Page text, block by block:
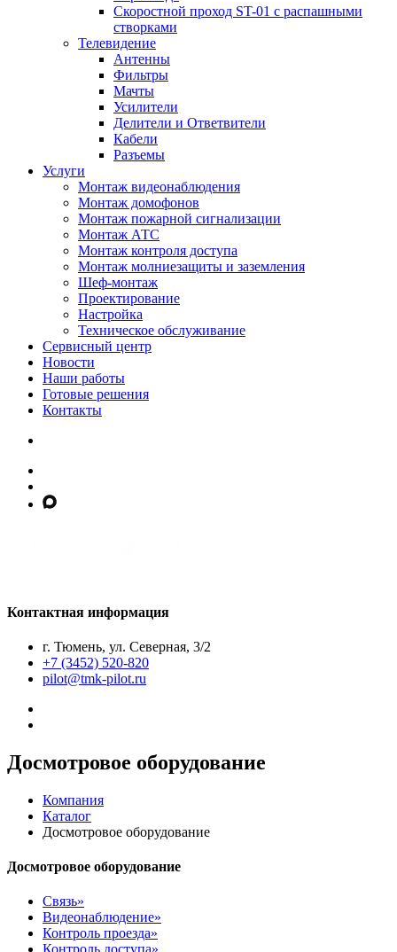
Скоростной проход ST-01 с распашными
створками
Телевидение
Антенны
Фильтры
Мачты
Усилители
Делители и Ответвители
Кабели
Разъемы
Услуги
Монтаж видеонаблюдения
Монтаж домофонов
Монтаж пожарной сигнализации
Монтаж АТС
Монтаж контроля доступа
Монтаж молниезащиты и заземления
Шеф-монтаж
Проектирование
Настройка
Техническое обслуживание
Сервисный центр
Новости
Наши работы
Готовые решения
Контакты
Контактная информация
г. Тюмень, ул. Северная, 3/2
+7 (3452) 520-820
pilot@tmk-pilot.ru
Досмотровое оборудование
Компания
Каталог
Досмотровое оборудование
Досмотровое оборудование
Связь»
Видеонаблюдение»
Контроль проезда»